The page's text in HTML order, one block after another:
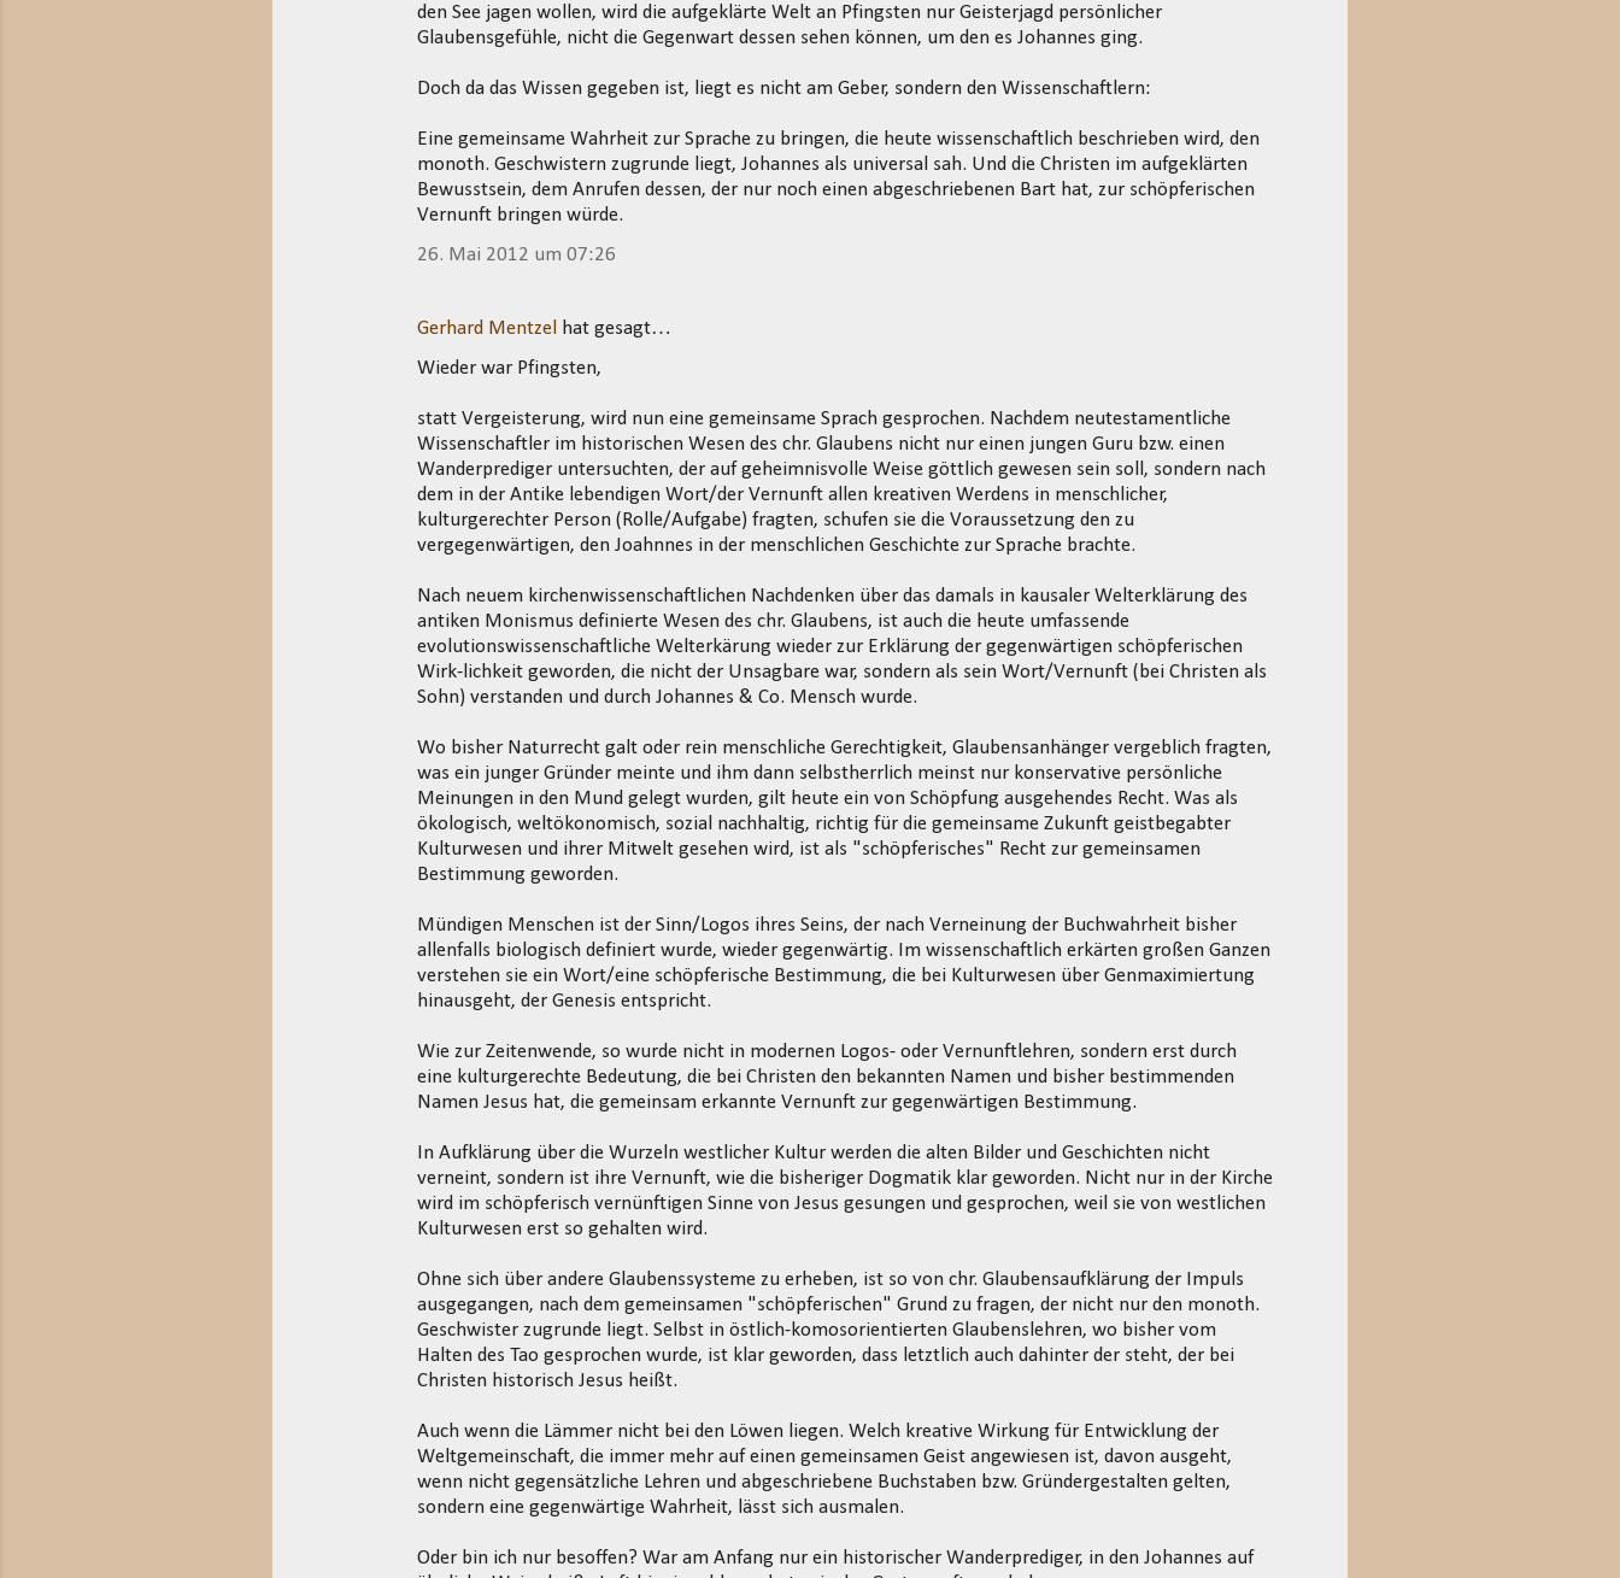
den See jagen wollen, wird die aufgeklärte Welt an Pfingsten nur Geisterjagd persönlicher
Glaubensgefühle, nicht die Gegenwart dessen sehen können, um den es Johannes ging.
Doch da das Wissen gegeben ist, liegt es nicht am Geber, sondern den Wissenschaftlern:
Eine gemeinsame Wahrheit zur Sprache zu bringen, die heute wissenschaftlich beschrieben wird, den
monoth. Geschwistern zugrunde liegt, Johannes als universal sah. Und die Christen im aufgeklärten
Bewusstsein, dem Anrufen dessen, der nur noch einen abgeschriebenen Bart hat, zur schöpferischen
Vernunft bringen würde.
26. Mai 2012 um 07:26
Gerhard Mentzel
hat gesagt…
Wieder war Pfingsten,
statt Vergeisterung, wird nun eine gemeinsame Sprach gesprochen. Nachdem neutestamentliche
Wissenschaftler im historischen Wesen des chr. Glaubens nicht nur einen jungen Guru bzw. einen
Wanderprediger untersuchten, der auf geheimnisvolle Weise göttlich gewesen sein soll, sondern nach
dem in der Antike lebendigen Wort/der Vernunft allen kreativen Werdens in menschlicher,
kulturgerechter Person (Rolle/Aufgabe) fragten, schufen sie die Voraussetzung den zu
vergegenwärtigen, den Joahnnes in der menschlichen Geschichte zur Sprache brachte.
Nach neuem kirchenwissenschaftlichen Nachdenken über das damals in kausaler Welterklärung des
antiken Monismus definierte Wesen des chr. Glaubens, ist auch die heute umfassende
evolutionswissenschaftliche Welterkärung wieder zur Erklärung der gegenwärtigen schöpferischen
Wirk-lichkeit geworden, die nicht der Unsagbare war, sondern als sein Wort/Vernunft (bei Christen als
Sohn) verstanden und durch Johannes & Co. Mensch wurde.
Wo bisher Naturrecht galt oder rein menschliche Gerechtigkeit, Glaubensanhänger vergeblich fragten,
was ein junger Gründer meinte und ihm dann selbstherrlich meinst nur konservative persönliche
Meinungen in den Mund gelegt wurden, gilt heute ein von Schöpfung ausgehendes Recht. Was als
ökologisch, weltökonomisch, sozial nachhaltig, richtig für die gemeinsame Zukunft geistbegabter
Kulturwesen und ihrer Mitwelt gesehen wird, ist als "schöpferisches" Recht zur gemeinsamen
Bestimmung geworden.
Mündigen Menschen ist der Sinn/Logos ihres Seins, der nach Verneinung der Buchwahrheit bisher
allenfalls biologisch definiert wurde, wieder gegenwärtig. Im wissenschaftlich erkärten großen Ganzen
verstehen sie ein Wort/eine schöpferische Bestimmung, die bei Kulturwesen über Genmaximiertung
hinausgeht, der Genesis entspricht.
Wie zur Zeitenwende, so wurde nicht in modernen Logos- oder Vernunftlehren, sondern erst durch
eine kulturgerechte Bedeutung, die bei Christen den bekannten Namen und bisher bestimmenden
Namen Jesus hat, die gemeinsam erkannte Vernunft zur gegenwärtigen Bestimmung.
In Aufklärung über die Wurzeln westlicher Kultur werden die alten Bilder und Geschichten nicht
verneint, sondern ist ihre Vernunft, wie die bisheriger Dogmatik klar geworden. Nicht nur in der Kirche
wird im schöpferisch vernünftigen Sinne von Jesus gesungen und gesprochen, weil sie von westlichen
Kulturwesen erst so gehalten wird.
Ohne sich über andere Glaubenssysteme zu erheben, ist so von chr. Glaubensaufklärung der Impuls
ausgegangen, nach dem gemeinsamen "schöpferischen" Grund zu fragen, der nicht nur den monoth.
Geschwister zugrunde liegt. Selbst in östlich-komosorientierten Glaubenslehren, wo bisher vom
Halten des Tao gesprochen wurde, ist klar geworden, dass letztlich auch dahinter der steht, der bei
Christen historisch Jesus heißt.
Auch wenn die Lämmer nicht bei den Löwen liegen. Welch kreative Wirkung für Entwicklung der
Weltgemeinschaft, die immer mehr auf einen gemeinsamen Geist angewiesen ist, davon ausgeht,
wenn nicht gegensätzliche Lehren und abgeschriebene Buchstaben bzw. Gründergestalten gelten,
sondern eine gegenwärtige Wahrheit, lässt sich ausmalen.
Oder bin ich nur besoffen? War am Anfang nur ein historischer Wanderprediger, in den Johannes auf